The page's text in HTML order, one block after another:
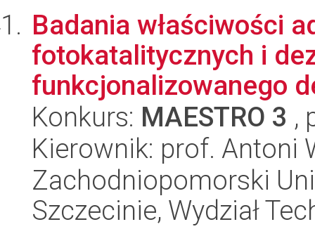
Badania właściwości
fotokatalitycznych i
funkcjonalizowanego
Konkurs: MAESTRO 3 ,
Kierownik: prof. Antoni
Zachodniopomorski
Szczecinie, Wydział